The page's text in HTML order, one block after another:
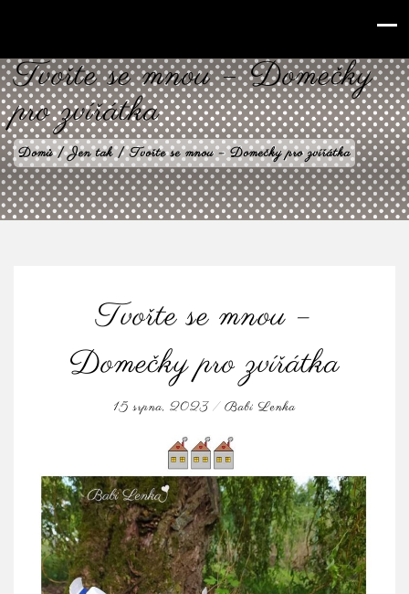
Tvořte se mnou – Domečky
pro zvířátka
Domů|Jen tak |Tvořte se mnou – Domečky pro zvířátka
Tvořte se mnou –
Domečky pro zvířátka
15 srpna, 2023/ Babi Lenka